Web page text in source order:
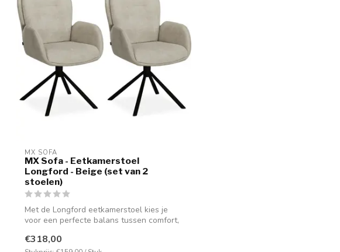
MX SOFA
MX Sofa - Eetkamerstoel
Longford - Beige (set van 2
stoelen)
Met de Longford eetkamerstoel kies je
voor een perfecte balans tussen comfort,
€318,00